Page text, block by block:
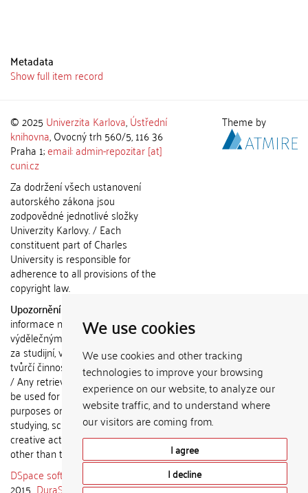
We use cookies
We use cookies and other tracking
technologies to improve your browsing
experience on our website, to analyze our
website traffic, and to understand where
our visitors are coming from.
I agree
I decline
Metadata
Show full item record
© 2025 Univerzita Karlova,Ústřední
knihovna, Ovocný trh 560/5, 116 36
Praha 1;email: admin-repozitar [at]
cuni.cz
Za dodržení všech ustanovení
autorského zákona jsou
zodpovědné jednotlivé složky
Univerzity Karlovy. / Each
constituent part of Charles
University is responsible for
adherence to all provisions of the
copyright law.
Upozornění / Notice:
informace nemohou být použity k
výdělečným účelům nebo vydávány
za studijní, vědeckou nebo jinou
tvůrčí činnost jiné osoby než autora.
/ Any retrieved information shall not
be used for any commercial
purposes or claimed as results of
studying, scientific or any other
creative activities of any person
other than the author.
DSpace software
2015 DuraSpace
Theme by